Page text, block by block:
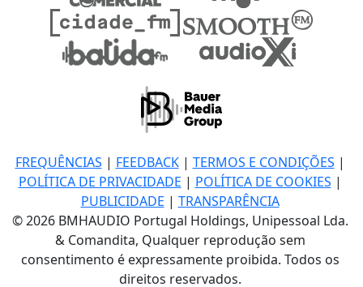
FREQUÊNCIAS | FEEDBACK| TERMOS E CONDIÇÕES |
POLÍTICA DE PRIVACIDADE | POLÍTICA DE COOKIES |
PUBLICIDADE | TRANSPARÊNCIA
© 2026 BMHAUDIO Portugal Holdings, Unipessoal Lda.
& Comandita, Qualquer reprodução sem
consentimento é expressamente proibida. Todos os
direitos reservados.